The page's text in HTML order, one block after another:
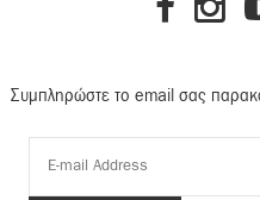
Συμπληρώστε το email σας